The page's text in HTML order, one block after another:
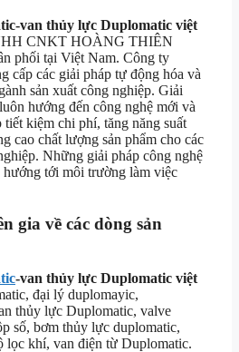
van thủy lực Duplomatic việt
CNKT HOÀNG THIÊN
phối tại Việt Nam. Công ty
cấp các giải pháp tự động hóa và
sản xuất công nghiệp. Giải
hướng đến công nghệ mới và
kiệm chi phí, tăng năng suất
cao chất lượng sản phẩm cho các
Những giải pháp công nghệ
tới môi trường làm việc
gia về các dòng sản
-van thủy lực Duplomatic việt
đại lý duplomayic,
thủy lực Duplomatic, valve
số, bơm thủy lực duplomatic,
lọc khí, van điện từ Duplomatic.